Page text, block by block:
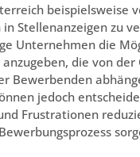
beispielsweise
in Stellenanzeigen zu
Unternehmen die
anzugeben, die von
Bewerbenden
jedoch
Frustrationen